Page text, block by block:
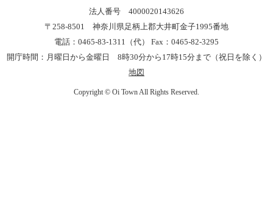
法人番号 4000020143626
〒258-8501 神奈川県足柄上郡大井町金子1995番地
電話：0465-83-1311（代） Fax：0465-82-3295
開庁時間：月曜日から金曜日 8時30分から17時15分まで（祝日を除く）
地図
Copyright © Oi Town All Rights Reserved.